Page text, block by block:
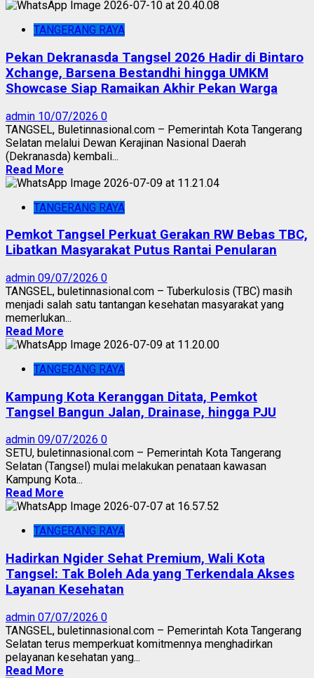
TANGERANG RAYA
Pekan Dekranasda Tangsel 2026 Hadir di Bintaro
Xchange, Barsena Bestandhi hingga UMKM
Showcase Siap Ramaikan Akhir Pekan Warga
admin 10/07/2026 0
TANGSEL, Buletinnasional.com – Pemerintah Kota Tangerang
Selatan melalui Dewan Kerajinan Nasional Daerah
(Dekranasda) kembali...
Read More
TANGERANG RAYA
Pemkot Tangsel Perkuat Gerakan RW Bebas TBC,
Libatkan Masyarakat Putus Rantai Penularan
admin 09/07/2026 0
TANGSEL, buletinnasional.com – Tuberkulosis (TBC) masih
menjadi salah satu tantangan kesehatan masyarakat yang
memerlukan...
Read More
TANGERANG RAYA
Kampung Kota Keranggan Ditata, Pemkot
Tangsel Bangun Jalan, Drainase, hingga PJU
admin 09/07/2026 0
SETU, buletinnasional.com – Pemerintah Kota Tangerang
Selatan (Tangsel) mulai melakukan penataan kawasan
Kampung Kota...
Read More
TANGERANG RAYA
Hadirkan Ngider Sehat Premium, Wali Kota
Tangsel: Tak Boleh Ada yang Terkendala Akses
Layanan Kesehatan
admin 07/07/2026 0
TANGSEL, buletinnasional.com – Pemerintah Kota Tangerang
Selatan terus memperkuat komitmennya menghadirkan
pelayanan kesehatan yang...
Read More